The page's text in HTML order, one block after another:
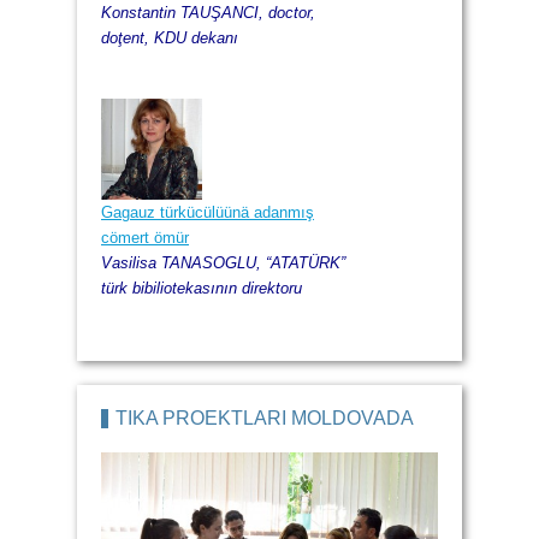
Konstantin TAUŞANCI, doctor,
doţent, KDU dekanı
Gagauz türkücülüünä adanmış
cömert ömür
Vasilisa TANASOGLU, “ATATÜRK”
türk bibiliotekasının direktoru
TİKA PROEKTLARI MOLDOVADA